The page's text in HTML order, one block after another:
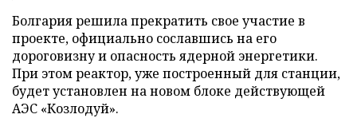
Болгария решила прекратить свое участие в
проекте, официально сославшись на его
дороговизну и опасность ядерной энергетики.
При этом реактор, уже построенный для станции,
будет установлен на новом блоке действующей
АЭС «Козлодуй».